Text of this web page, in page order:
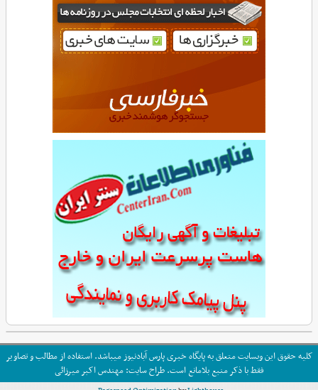
کلیه حقوق این وبسایت متعلق به پایگاه خبری پارس آبادنیوز میباشد. استفاده از مطالب و تصاویر
فقط با ذکر منبع بلامانع است. طراح سایت: مهندس اکبر میرزائی